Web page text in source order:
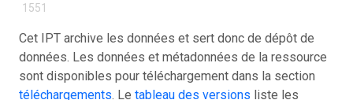
1551
Cet IPT archive les données et sert donc de dépôt de
données. Les données et métadonnées de la ressource
sont disponibles pour téléchargement dans la section
téléchargements. Le tableau des versions liste les